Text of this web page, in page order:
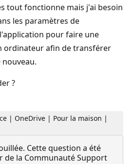
tout fonctionne mais j'ai besoin
les paramètres de
pour faire une
ordinateur afin de transférer
?
| OneDrive | Pour la maison |
Cette question a été
de la Communauté Support